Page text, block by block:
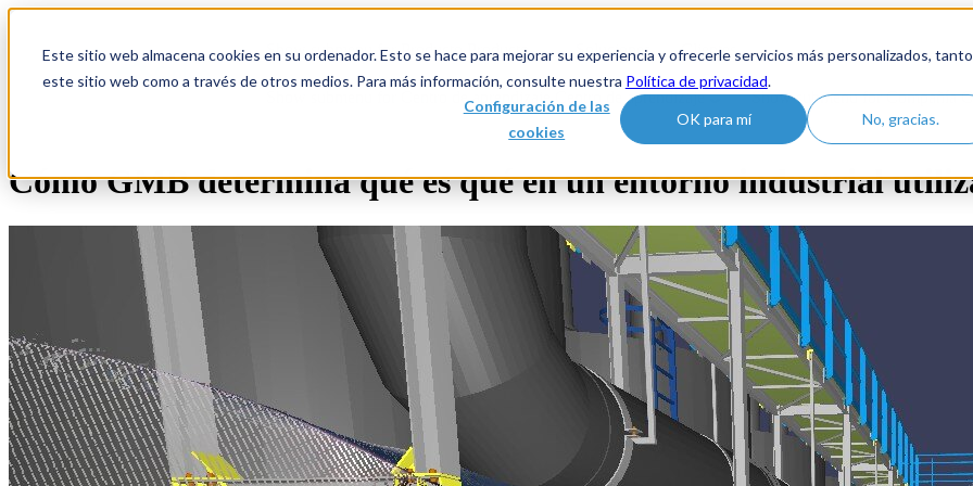
Este sitio web almacena cookies en su ordenador. Esto se hace para mejorar su experiencia y ofrecerle servicios más personalizados,
este sitio web como a través de otros medios. Para más información, consulte nuestra Política de privacidad.
Configuración de las
cookies
OK para mí No, gracias.
Show submenu for Producto Producto Soluciones Clientes
Show submenu for Centro de aprendizaje Centro de aprendizaje Show submenu for Compañía
Cómo GMB determina qué es qué en un entorno industrial